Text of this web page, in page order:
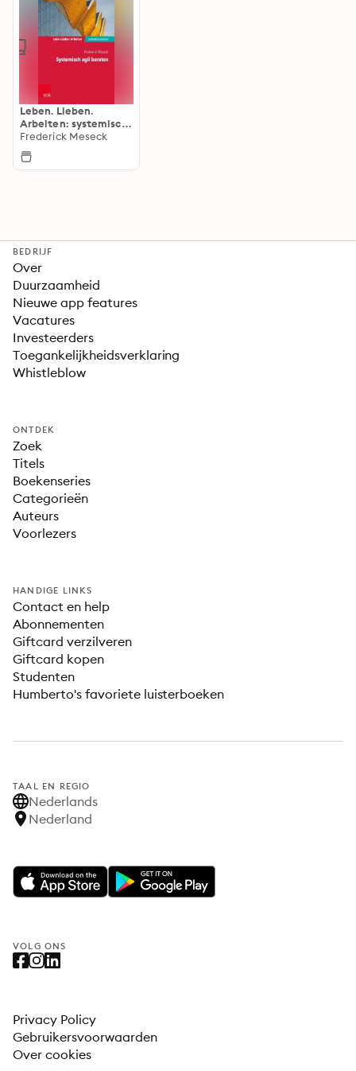
Leben. Lieben.
Arbeiten: systemisch
beraten
Frederick Meseck
BEDRIJF
Over
Duurzaamheid
Nieuwe app features
Vacatures
Investeerders
Toegankelijkheidsverklaring
Whistleblow
ONTDEK
Zoek
Titels
Boekenseries
Categorieën
Auteurs
Voorlezers
HANDIGE LINKS
Contact en help
Abonnementen
Giftcard verzilveren
Giftcard kopen
Studenten
Humberto's favoriete luisterboeken
TAAL EN REGIO
Nederlands
Nederland
VOLG ONS
Privacy Policy
Gebruikersvoorwaarden
Over cookies